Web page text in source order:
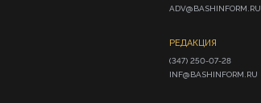
ADV@BASHINFORM.RU
РЕДАКЦИЯ
(347) 250-07-28
INF@BASHINFORM.RU